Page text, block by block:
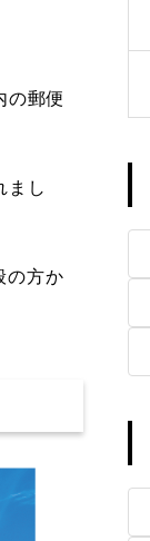
の郵便
まし
の方か